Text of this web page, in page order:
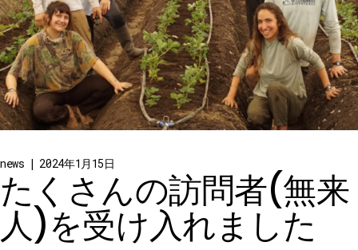
news 2024年1月15日
たくさんの訪問者(無来
人)を受け入れました